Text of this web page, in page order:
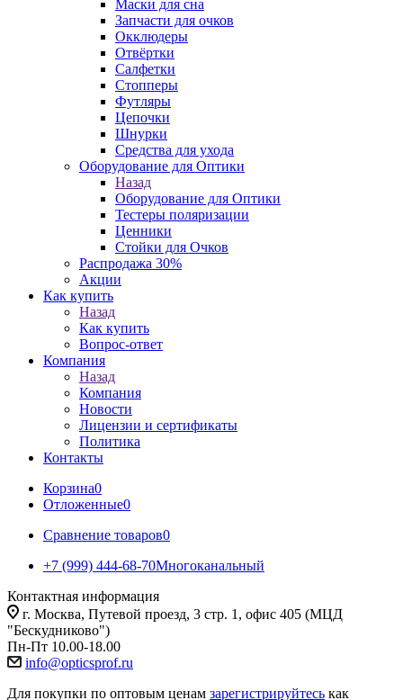
Маски для сна
Запчасти для очков
Окклюдеры
Отвёртки
Салфетки
Стопперы
Футляры
Цепочки
Шнурки
Средства для ухода
Оборудование для Оптики
Назад
Оборудование для Оптики
Тестеры поляризации
Ценники
Стойки для Очков
Распродажа 30%
Акции
Как купить
Назад
Как купить
Вопрос-ответ
Компания
Назад
Компания
Новости
Лицензии и сертификаты
Политика
Контакты
Корзина0
Отложенные0
Сравнение товаров0
+7 (999) 444-68-70Многоканальный
Контактная информация
г. Москва, Путевой проезд, 3 стр. 1, офис 405 (МЦД
"Бескудниково")
Пн-Пт 10.00-18.00
info@opticsprof.ru
Для покупки по оптовым ценам зарегистрируйтесь как